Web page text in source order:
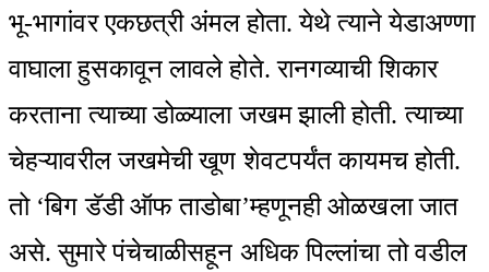
भू-भागांवर एकछत्री अंमल होता. येथे त्याने येडाअण्णा
वाघाला हुसकावून लावले होते. रानगव्याची शिकार
करताना त्याच्या डोळ्याला जखम झाली होती. त्याच्या
चेहऱ्यावरील जखमेची खूण शेवटपर्यंत कायमच होती.
तो ‘बिग डॅडी ऑफ ताडोबा’म्हणूनही ओळखला जात
असे. सुमारे पंचेचाळीसहून अधिक पिल्लांचा तो वडील